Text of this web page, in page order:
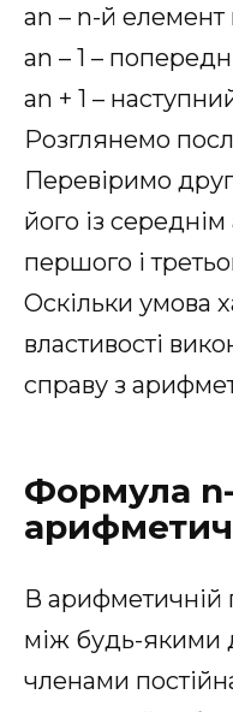
an – n-й елемент
an – 1 –
an + 1 –
Розглянемо
Перевіримо
його із
першого і
Оскільки умова
властивості
справу з
Формула
В арифметичній
між будь-якими
членами